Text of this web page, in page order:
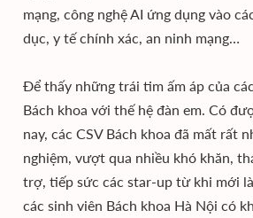
mạng, công nghệ AI ứng dụng vào
dục, y tế chính xác, an ninh mạng…
Để thấy những trái tim ấm áp của
Bách khoa với thế hệ đàn em. Có
nay, các CSV Bách khoa đã mất rất
nghiệm, vượt qua nhiều khó khăn,
trợ, tiếp sức các star-up từ khi mới là
các sinh viên Bách khoa Hà Nội có